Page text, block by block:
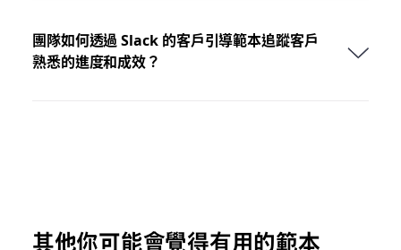
團隊如何透過 Slack 的客戶引導範本追蹤客戶
熟悉的進度和成效？
其他你可能會覺得有用的範本